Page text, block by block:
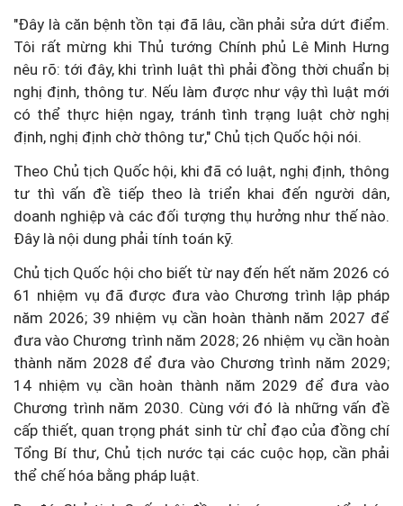
"Đây là căn bệnh tồn tại đã lâu, cần phải sửa dứt điểm.
Tôi rất mừng khi Thủ tướng Chính phủ Lê Minh Hưng
nêu rõ: tới đây, khi trình luật thì phải đồng thời chuẩn bị
nghị định, thông tư. Nếu làm được như vậy thì luật mới
có thể thực hiện ngay, tránh tình trạng luật chờ nghị
định, nghị định chờ thông tư," Chủ tịch Quốc hội nói.
Theo Chủ tịch Quốc hội, khi đã có luật, nghị định, thông
tư thì vấn đề tiếp theo là triển khai đến người dân,
doanh nghiệp và các đối tượng thụ hưởng như thế nào.
Đây là nội dung phải tính toán kỹ.
Chủ tịch Quốc hội cho biết từ nay đến hết năm 2026 có
61 nhiệm vụ đã được đưa vào Chương trình lập pháp
năm 2026; 39 nhiệm vụ cần hoàn thành năm 2027 để
đưa vào Chương trình năm 2028; 26 nhiệm vụ cần hoàn
thành năm 2028 để đưa vào Chương trình năm 2029;
14 nhiệm vụ cần hoàn thành năm 2029 để đưa vào
Chương trình năm 2030. Cùng với đó là những vấn đề
cấp thiết, quan trọng phát sinh từ chỉ đạo của đồng chí
Tổng Bí thư, Chủ tịch nước tại các cuộc họp, cần phải
thể chế hóa bằng pháp luật.